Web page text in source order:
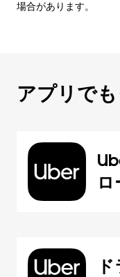
場合があります。
アプリで
ロ